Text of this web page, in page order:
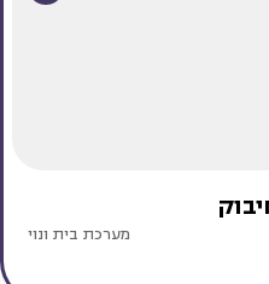
מערכת בית ונוי